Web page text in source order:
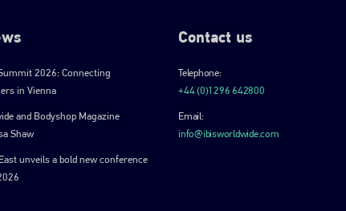
2026: Connecting
in Vienna
and Bodyshop Magazine
Shaw
unveils a bold new conference
Contact us
Telephone:
+44 (0)1296 642800
Email:
info@ibisworldwide.com